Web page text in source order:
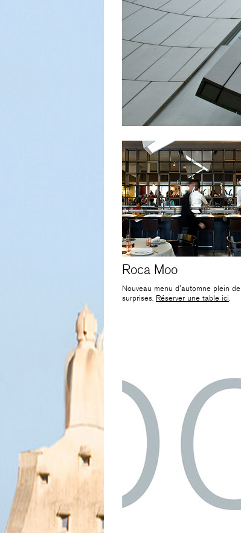
Roca Moo
Nouveau menu d'automne plein de
surprises. Réserver une table ici.